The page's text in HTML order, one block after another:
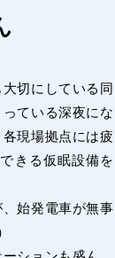
切にしている同
ている深夜にな
現場拠点には疲
きる仮眠設備を
始発電車が無事